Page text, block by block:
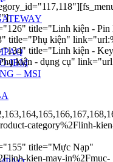
IBM
– MSI
title="Linh kiện -
title="Phụ kiện"
title="Linh kiện -
kiện - dụng cụ"
category%2Flinh-
title="Mực Nạp"
kien-may-in%2Fmuc-